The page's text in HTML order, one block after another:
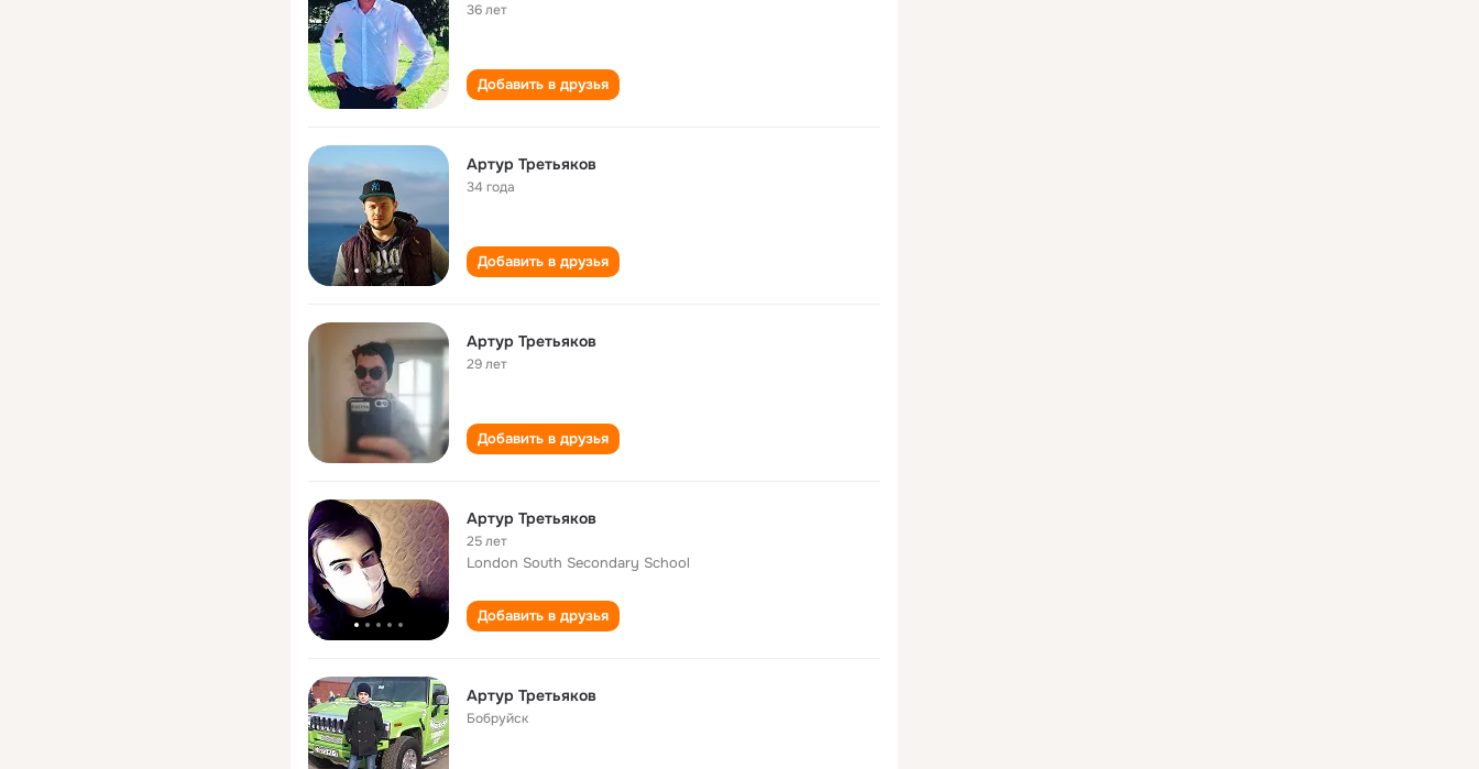
36 лет
Добавить в друзья
Артур Третьяков
34 года
Добавить в друзья
Артур Третьяков
29 лет
Добавить в друзья
Артур Третьяков
25 лет
London South Secondary School
Добавить в друзья
Артур Третьяков
Бобруйск